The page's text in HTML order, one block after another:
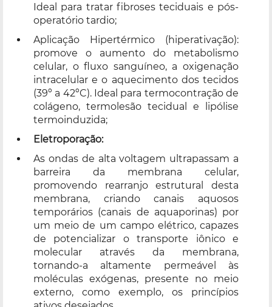
Ideal para tratar fibroses teciduais e pós-
operatório tardio;
Aplicação Hipertérmico (hiperativação):
promove o aumento do metabolismo
celular, o fluxo sanguíneo, a oxigenação
intracelular e o aquecimento dos tecidos
(39º a 42ºC). Ideal para termocontração de
colágeno, termolesão tecidual e lipólise
termoinduzida;
Eletroporação:
As ondas de alta voltagem ultrapassam a
barreira da membrana celular,
promovendo rearranjo estrutural desta
membrana, criando canais aquosos
temporários (canais de aquaporinas) por
um meio de um campo elétrico, capazes
de potencializar o transporte iônico e
molecular através da membrana,
tornando-a altamente permeável às
moléculas exógenas, presente no meio
externo, como exemplo, os princípios